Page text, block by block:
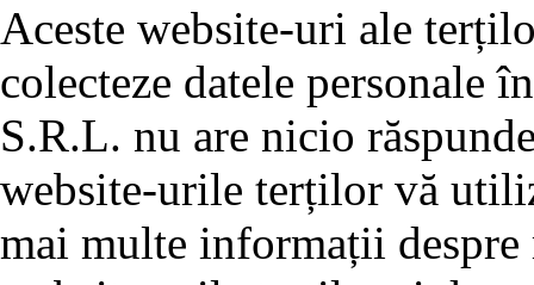
Aceste website-uri ale
colecteze datele
S.R.L. nu are nicio
website-urile terților vă
mai multe informații despre